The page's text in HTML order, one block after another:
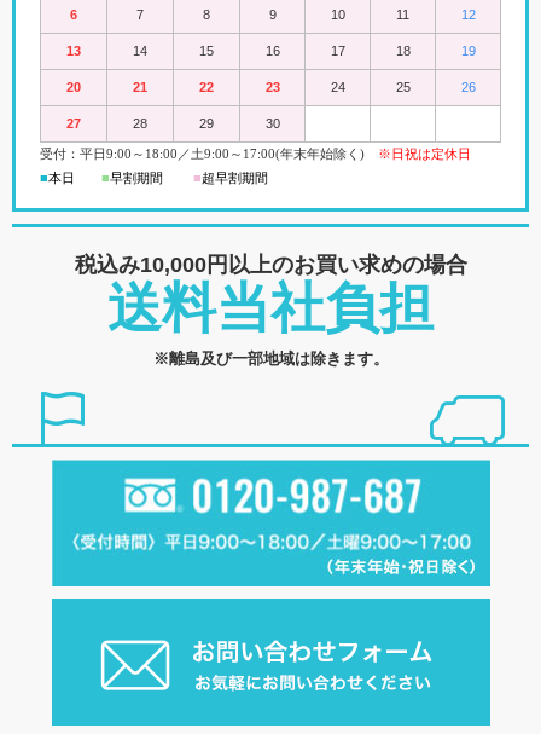
6 7 8 9 10 11 12
13 14 15 16 17 18 19
20 21 22 23 24 25 26
27 28 29 30
受付：平日9:00 ～18:00 ／ 土9:00 ～ 17:00(年末年始除く) ※日祝は定休日
■本日 ■早割期間 ■超早割期間
税込み10,000円以上のお買い求めの場合
送料当社負担
※離島及び一部地域は除きます。